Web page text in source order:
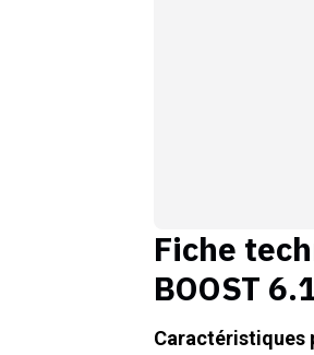
Fiche
BOOST
Caractéristiques